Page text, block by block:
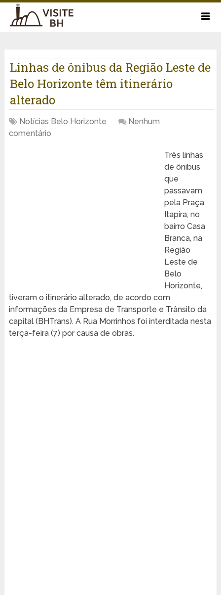
Linhas de ônibus da Região Leste de
Belo Horizonte têm itinerário
alterado
Notícias Belo Horizonte
Nenhum
comentário
Três linhas
de ônibus
que
passavam
pela Praça
Itapira, no
bairro Casa
Branca, na
Região
Leste de
Belo
Horizonte,
tiveram o itinerário alterado, de acordo com
informações da Empresa de Transporte e Trânsito da
capital (BHTrans). A Rua Morrinhos foi interditada nesta
terça-feira (7) por causa de obras.